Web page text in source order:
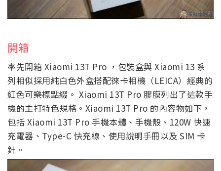
開箱
率先開箱 Xiaomi 13T Pro ，包裝盒與 Xiaomi 13 系
列相似採用純白色外盒搭配徠卡相機（LEICA）經典的
紅色可樂標點綴。 Xiaomi 13T Pro 膠膜列出了這款手
機的主打特色規格。Xiaomi 13T Pro 的內容物如下，
包括 Xiaomi 13T Pro 手機本體、手機殼、120W 快速
充電器、Type-C 快充線、使用說明手冊以及 SIM 卡
針。